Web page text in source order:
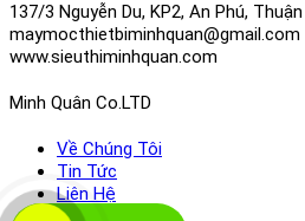
137/3 Nguyễn Du, KP2, An Phú,
maymocthietbiminhquan@gmail.com
www.sieuthiminhquan.com
Minh Quân Co.LTD
Về Chúng Tôi
Tin Tức
Liên Hệ